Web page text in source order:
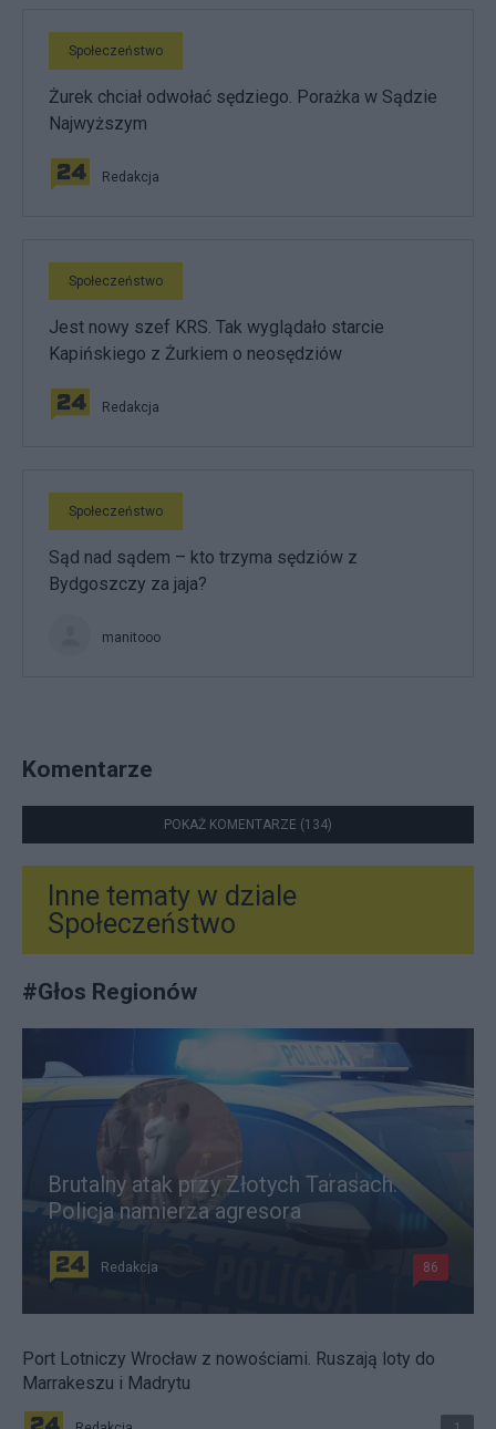
Społeczeństwo
Żurek chciał odwołać sędziego. Porażka w Sądzie
Najwyższym
Redakcja
Społeczeństwo
Jest nowy szef KRS. Tak wyglądało starcie
Kapińskiego z Żurkiem o neosędziów
Redakcja
Społeczeństwo
Sąd nad sądem – kto trzyma sędziów z
Bydgoszczy za jaja?
manitooo
Komentarze
POKAŻ KOMENTARZE (134)
Inne tematy w dziale
Społeczeństwo
#Głos Regionów
Brutalny atak przy Złotych Tarasach.
Policja namierza agresora
Redakcja 86
Port Lotniczy Wrocław z nowościami. Ruszają loty do
Marrakeszu i Madrytu